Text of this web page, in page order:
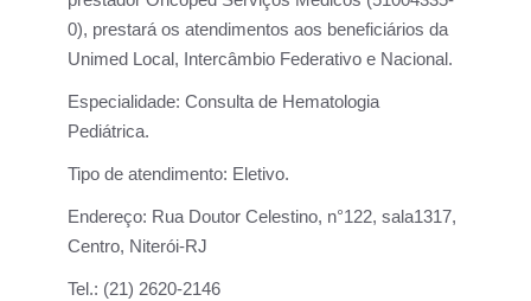
0), prestará os atendimentos aos beneficiários da
Unimed Local, Intercâmbio Federativo e Nacional.
Especialidade: Consulta de Hematologia
Pediátrica.
Tipo de atendimento: Eletivo.
Endereço: Rua Doutor Celestino, n°122, sala1317,
Centro, Niterói-RJ
Tel.: (21) 2620-2146